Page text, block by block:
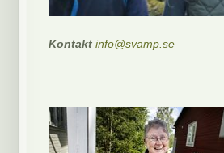
Kontaktinfo@svamp.se